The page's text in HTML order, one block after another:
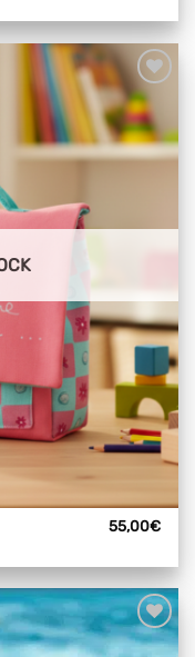
Ajouter
à mes
articles
favoris
55,00€
Ajouter